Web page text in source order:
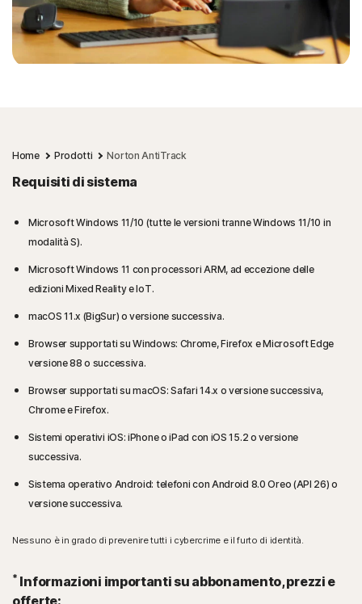
Home Prodotti Norton AntiTrack
Requisiti di sistema
Microsoft Windows 11/10 (tutte le versioni tranne Windows 11/10 in
modalità S).
Microsoft Windows 11 con processori ARM, ad eccezione delle
edizioni Mixed Reality e IoT.
macOS 11.x (BigSur) o versione successiva.
Browser supportati su Windows: Chrome, Firefox e Microsoft Edge
versione 88 o successiva.
Browser supportati su macOS: Safari 14.x o versione successiva,
Chrome e Firefox.
Sistemi operativi iOS: iPhone o iPad con iOS 15.2 o versione
successiva.
Sistema operativo Android: telefoni con Android 8.0 Oreo (API 26) o
versione successiva.
Nessuno è in grado di prevenire tutti i cybercrime e il furto di identità.
* Informazioni importanti su abbonamento, prezzi e